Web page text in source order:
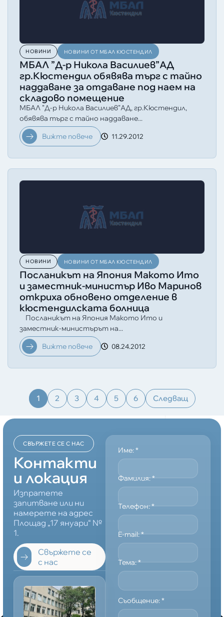
НОВИНИ НОВИНИ ОТ МБАЛ КЮСТЕНДИЛ
МБАЛ ”Д-р Никола Василиев”АД
гр.Кюстендил обявява търг с тайно
наддаване за отдаване под наем на
складово помещение
МБАЛ ”Д-р Никола Василиев”АД, гр.Кюстендил,
обявява търг с тайно наддаване...
Вижте повече
11.29.2012
НОВИНИ НОВИНИ ОТ МБАЛ КЮСТЕНДИЛ
Посланикът на Япония Макото Ито
и заместник-министър Иво Маринов
откриха обновено отделение в
кюстендилската болница
Посланикът на Япония Макото Ито и
заместник-министърът на...
Вижте повече
08.24.2012
1 2 3 4 5 6 Следващ
СВЪРЖЕТЕ СЕ С НАС
Контакти
и локация
Изпратете
запитване или ни
намерете на адрес
Площад „17 януари“ №
1.
Свържете се
с нас
Име:*
Фамилия:*
Телефон:*
E-mail:*
Тема:*
Съобщение:*